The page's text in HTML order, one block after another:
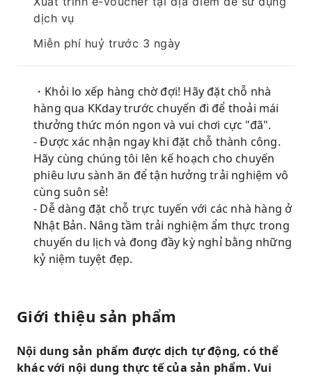
dịch vụ
Miễn phí huỷ trước 3 ngày
・Khỏi lo xếp hàng chờ đợi! Hãy đặt chỗ nhà
hàng qua KKday trước chuyến đi để thoải mái
thưởng thức món ngon và vui chơi cực "đã".
- Được xác nhận ngay khi đặt chỗ thành công.
Hãy cùng chúng tôi lên kế hoạch cho chuyến
phiêu lưu sành ăn để tận hưởng trải nghiệm vô
cùng suôn sẻ!
- Dễ dàng đặt chỗ trực tuyến với các nhà hàng ở
Nhật Bản. Nâng tầm trải nghiệm ẩm thực trong
chuyến du lịch và đong đầy kỳ nghỉ bằng những
kỷ niệm tuyệt đẹp.
Giới thiệu sản phẩm
Nội dung sản phẩm được dịch tự động, có thể
khác với nội dung thực tế của sản phẩm. Vui